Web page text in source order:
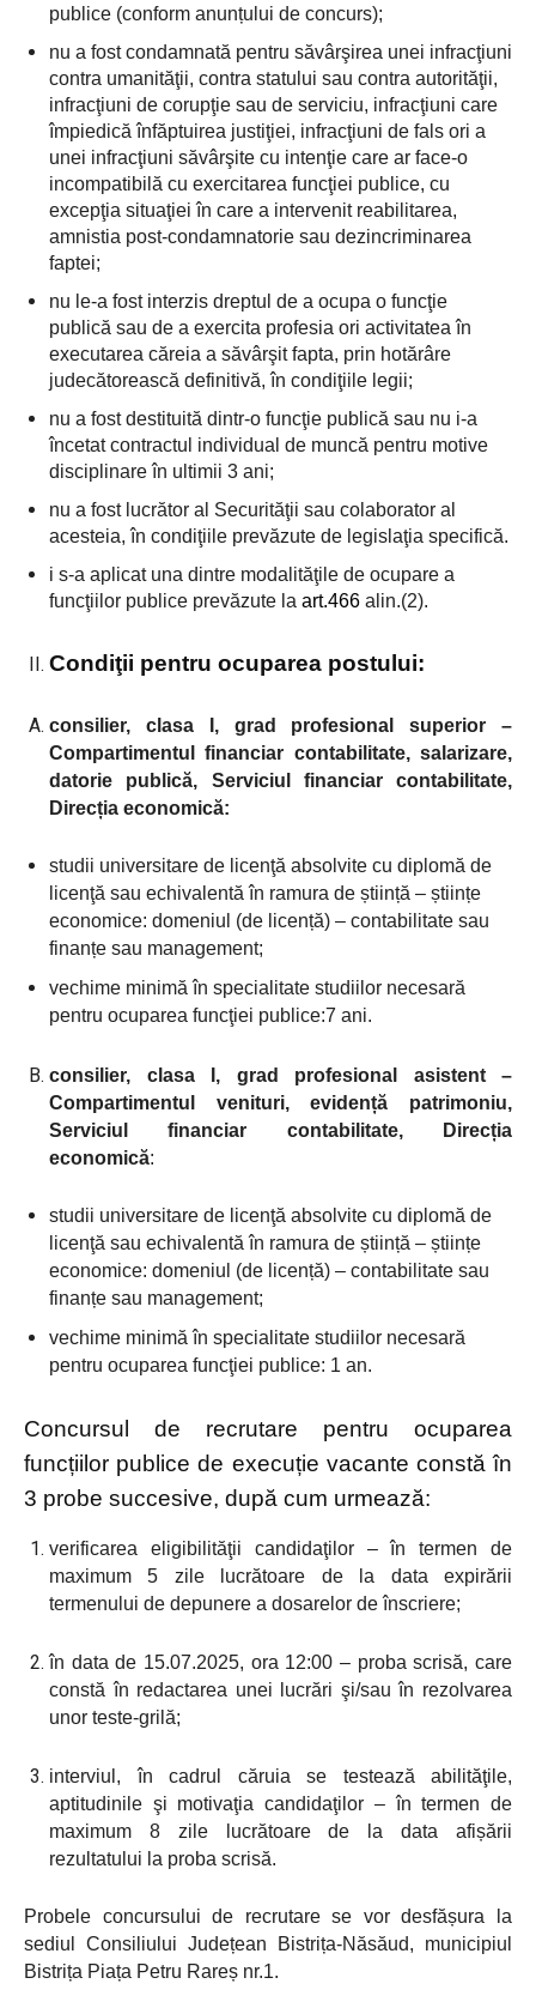
publice (conform anunțului de concurs);
nu a fost condamnată pentru săvârşirea unei infracţiuni
contra umanităţii, contra statului sau contra autorităţii,
infracţiuni de corupţie sau de serviciu, infracţiuni care
împiedică înfăptuirea justiţiei, infracţiuni de fals ori a
unei infracţiuni săvârşite cu intenţie care ar face-o
incompatibilă cu exercitarea funcţiei publice, cu
excepţia situaţiei în care a intervenit reabilitarea,
amnistia post-condamnatorie sau dezincriminarea
faptei;
nu le-a fost interzis dreptul de a ocupa o funcţie
publică sau de a exercita profesia ori activitatea în
executarea căreia a săvârşit fapta, prin hotărâre
judecătorească definitivă, în condiţiile legii;
nu a fost destituită dintr-o funcţie publică sau nu i-a
încetat contractul individual de muncă pentru motive
disciplinare în ultimii 3 ani;
nu a fost lucrător al Securităţii sau colaborator al
acesteia, în condiţiile prevăzute de legislaţia specifică.
i s-a aplicat una dintre modalităţile de ocupare a
funcţiilor publice prevăzute la art.466 alin.(2).
Condiţii pentru ocuparea postului:
consilier, clasa I, grad profesional superior –
Compartimentul financiar contabilitate, salarizare,
datorie publică, Serviciul financiar contabilitate,
Direcția economică:
studii universitare de licenţă absolvite cu diplomă de
licenţă sau echivalentă în ramura de știință – științe
economice: domeniul (de licență) – contabilitate sau
finanțe sau management;
vechime minimă în specialitate studiilor necesară
pentru ocuparea funcţiei publice:7 ani.
consilier, clasa I, grad profesional asistent –
Compartimentul venituri, evidență patrimoniu,
Serviciul financiar contabilitate, Direcția
economică:
studii universitare de licenţă absolvite cu diplomă de
licenţă sau echivalentă în ramura de știință – științe
economice: domeniul (de licență) – contabilitate sau
finanțe sau management;
vechime minimă în specialitate studiilor necesară
pentru ocuparea funcţiei publice: 1 an.
Concursul de recrutare pentru ocuparea
funcțiilor publice de execuție vacante constă în
3 probe succesive, după cum urmează:
verificarea eligibilităţii candidaţilor– în termen de
maximum 5 zile lucrătoare de la data expirării
termenului de depunere a dosarelor de înscriere;
în data de 15.07.2025, ora 12:00 – proba scrisă, care
constă în redactarea unei lucrări şi/sau în rezolvarea
unor teste-grilă;
interviul, în cadrul căruia se testează abilităţile,
aptitudinile şi motivaţia candidaţilor – în termen de
maximum 8 zile lucrătoare de la data afișării
rezultatului la proba scrisă.
Probele concursului de recrutare se vor desfășura la
sediul Consiliului Județean Bistrița-Năsăud, municipiul
Bistrița Piața Petru Rareș nr.1.